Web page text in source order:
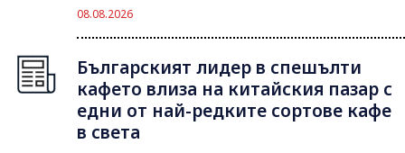
08.08.2026
Българският лидер в спешълти
кафето влиза на китайския пазар с
едни от най-редките сортове кафе
в света